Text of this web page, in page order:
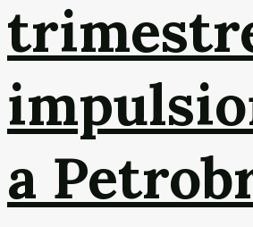
a